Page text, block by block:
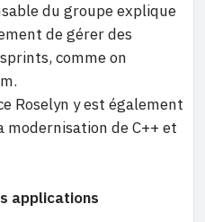
du groupe explique
de gérer des
comme on
Roselyn y est également
modernisation de C++ et
applications